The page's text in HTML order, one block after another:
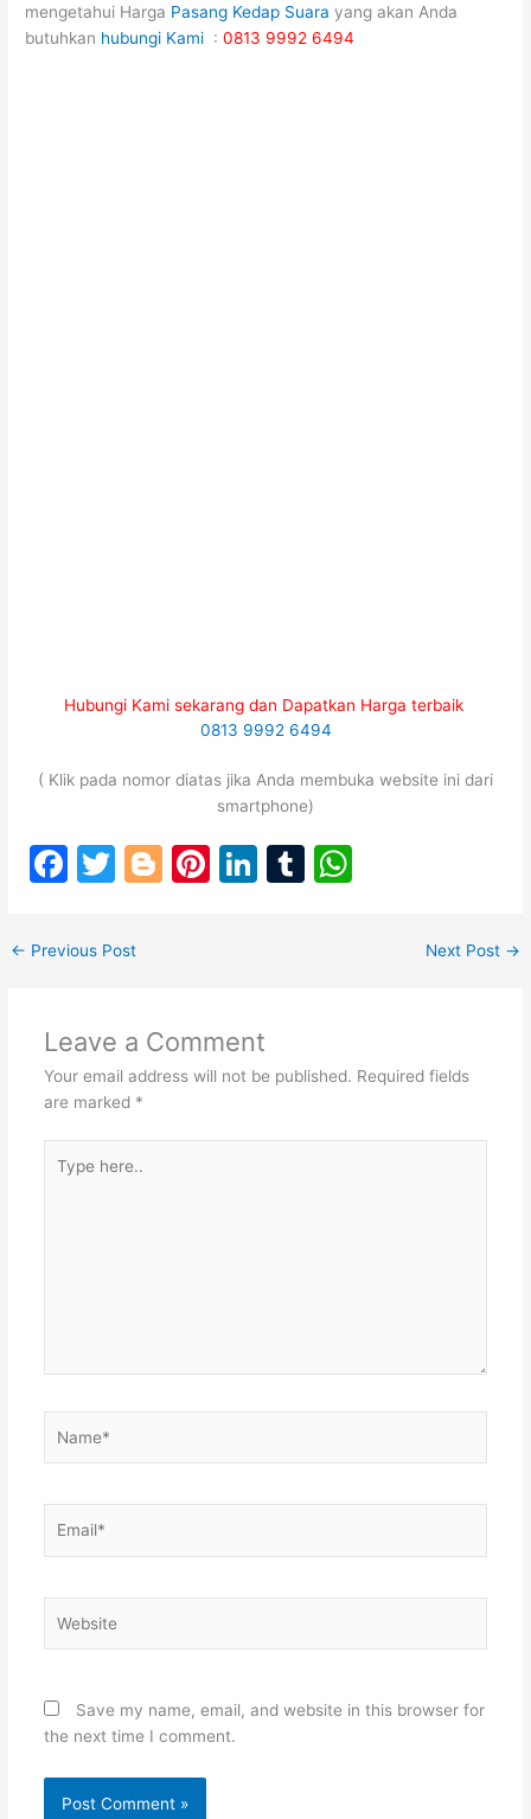
mengetahui Harga Pasang Kedap Suara yang akan Anda
butuhkan hubungi Kami :0813 9992 6494
Hubungi Kami sekarang dan Dapatkan Harga terbaik
0813 9992 6494
( Klik pada nomor diatas jika Anda membuka website ini dari
smartphone)
F
c
o
o
k
T
itt
Bl Pi Li
n
T
p
← Previous Post Next Post →
Leave a Comment
Your email address will not be published. Required fields
are marked *
here..
Save my name, email, and website in this browser for
the next time I comment.